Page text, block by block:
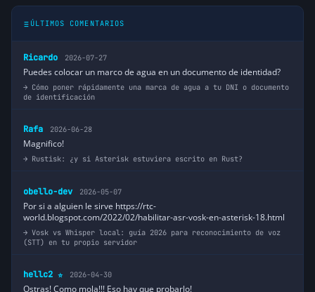
ÚLTIMOS COMENTARIOS
Ricardo 2026-07-27
Puedes colocar un marco de agua en un documento de identidad?
Cómo poner rápidamente una marca de agua a tu DNI o documento
de identificación
Rafa 2026-06-28
Magnifico!
Rustisk: ¿y si Asterisk estuviera escrito en Rust?
obello-dev 2026-05-07
Por si a alguien le sirve https://rtc-
world.blogspot.com/2022/02/habilitar-asr-vosk-en-asterisk-18.html
Vosk vs Whisper local: guía 2026 para reconocimiento de voz
(STT) en tu propio servidor
hellc2 ⭐ 2026-04-30
Ostras! Como mola!!! Eso hay que probarlo!